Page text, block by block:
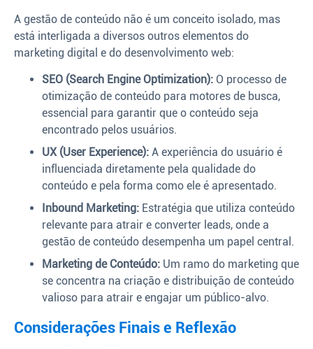
A gestão de conteúdo não é um conceito isolado, mas
está interligada a diversos outros elementos do
marketing digital e do desenvolvimento web:
SEO (Search Engine Optimization): O processo de
otimização de conteúdo para motores de busca,
essencial para garantir que o conteúdo seja
encontrado pelos usuários.
UX (User Experience): A experiência do usuário é
influenciada diretamente pela qualidade do
conteúdo e pela forma como ele é apresentado.
Inbound Marketing: Estratégia que utiliza conteúdo
relevante para atrair e converter leads, onde a
gestão de conteúdo desempenha um papel central.
Marketing de Conteúdo: Um ramo do marketing que
se concentra na criação e distribuição de conteúdo
valioso para atrair e engajar um público-alvo.
Considerações Finais e Reflexão